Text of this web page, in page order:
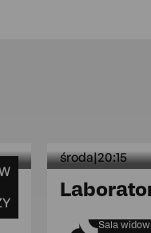
Grójecka
Sala
środa|20:15